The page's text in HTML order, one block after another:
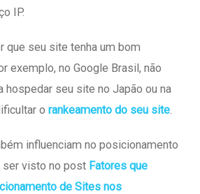
IP.
que seu site tenha um bom
exemplo, no Google Brasil, não
hospedar seu site no Japão ou na
o rankeamento do seu site.
influenciam no posicionamento
visto no post Fatores que
de Sites nos